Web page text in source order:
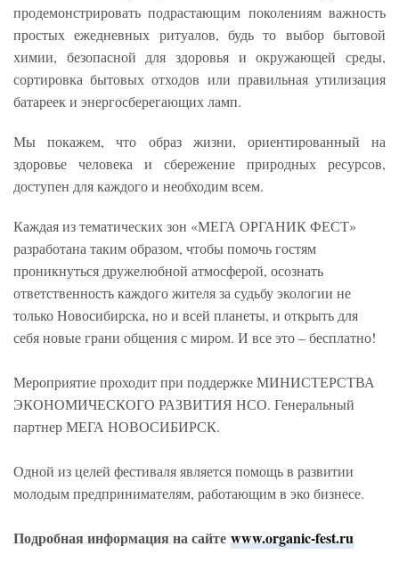
продемонстрировать подрастающим поколениям важность
простых ежедневных ритуалов, будь то выбор бытовой
химии, безопасной для здоровья и окружающей среды,
сортировка бытовых отходов или правильная утилизация
батареек и энергосберегающих ламп.
Мы покажем, что образ жизни, ориентированный на
здоровье человека и сбережение природных ресурсов,
доступен для каждого и необходим всем.
Каждая из тематических зон «МЕГА ОРГАНИК ФЕСТ»
разработана таким образом, чтобы помочь гостям
проникнуться дружелюбной атмосферой, осознать
ответственность каждого жителя за судьбу экологии не
только Новосибирска, но и всей планеты, и открыть для
себя новые грани общения с миром. И все это – бесплатно!
Мероприятие проходит при поддержке МИНИСТЕРСТВА
ЭКОНОМИЧЕСКОГО РАЗВИТИЯ НСО. Генеральный
партнер МЕГА НОВОСИБИРСК.
Одной из целей фестиваля является помощь в развитии
молодым предпринимателям, работающим в эко бизнесе.
Подробная информация на сайте www.organic-fest.ru